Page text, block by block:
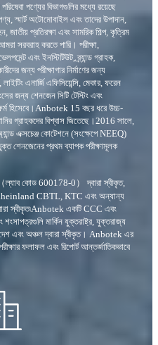
পণ্যের বিভাগগুলির মধ্যে রয়েছে
স্মার্ট অটোমোবাইল এবং তাদের উপাদান,
প্রতিরক্ষা এবং সামরিক শিল্প, কৃত্রিম
সরবরাহ করতে পারি। পরীক্ষা,
এবং ইনস্টিটিউট, ব্র্যান্ড গ্রাহক,
জন্য পরীক্ষাগার নির্মাণের জন্য
এনার্জি এফিসিয়েন্সি, মেকার, ফরেন
জন্য শেনজেন সিটি টেস্টিং এবং
হিসেবে।Anbotek 15 বছর ধরে উচ্চ-
গ্রাহকদের বিশ্বাস জিতেছে।2016 সালে,
এক্সচেঞ্জ কোটেশনে (সংক্ষেপে NEEQ)
শেনজেনের প্রথম ব্যাপক পরীক্ষামূলক
কোড 600178-0） দ্বারা স্বীকৃত,
CBTL, KTC এবং অন্যান্য
স্বীকৃত৷Anbotek একটি CCC এবং
শংসাপত্রগুলি মার্কিন যুক্তরাষ্ট্র, যুক্তরাজ্য
দেশ এবং অঞ্চল দ্বারা স্বীকৃত। Anbotek এর
ফলাফল এবং রিপোর্ট আন্তর্জাতিকভাবে